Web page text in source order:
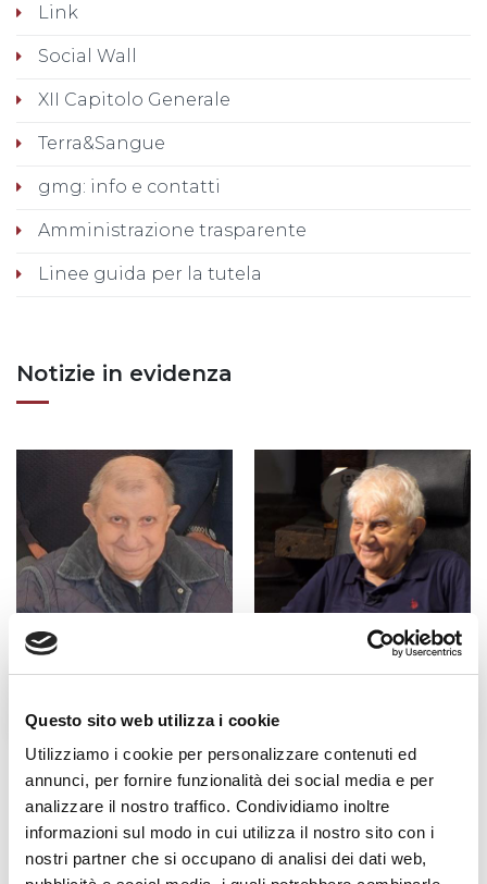
Questo sito web utilizza i cookie
Utilizziamo i cookie per personalizzare contenuti ed
annunci, per fornire funzionalità dei social media e per
analizzare il nostro traffico. Condividiamo inoltre
informazioni sul modo in cui utilizza il nostro sito con i
nostri partner che si occupano di analisi dei dati web,
Link
Social Wall
XII Capitolo Generale
Terra&Sangue
gmg: info e contatti
Amministrazione trasparente
Linee guida per la tutela
Notizie in evidenza